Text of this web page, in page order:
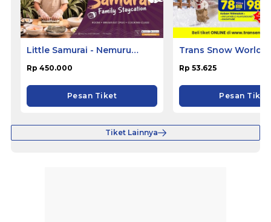
Little Samurai - Nemuru
Rp 450.000
Pesan Tiket
Trans Snow World
Rp 53.625
Pesan Tiket
Tiket Lainnya